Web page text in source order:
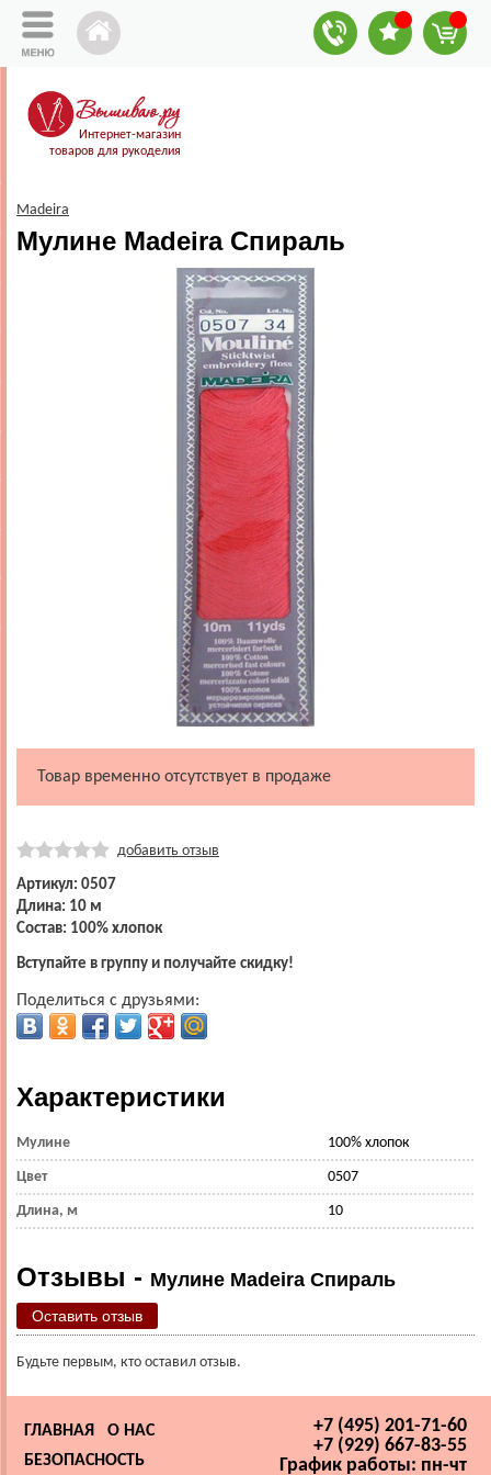
Интернет-магазин
товаров для рукоделия
Madeira
Мулине Madeira Спираль
Товар временно отсутствует в продаже
добавить отзыв
Артикул: 0507
Длина: 10 м
Состав: 100% хлопок
Вступайте в группу и получайте скидку!
Поделиться с друзьями:
Характеристики
Мулине 100% хлопок
Цвет 0507
Длина, м 10
Отзывы - Мулине Madeira Спираль
Оставить отзыв
Будьте первым, кто оставил отзыв.
+7 (495) 201-71-60
+7 (929) 667-83-55
График работы: пн-чт
ГЛАВНАЯ
О НАС
БЕЗОПАСНОСТЬ